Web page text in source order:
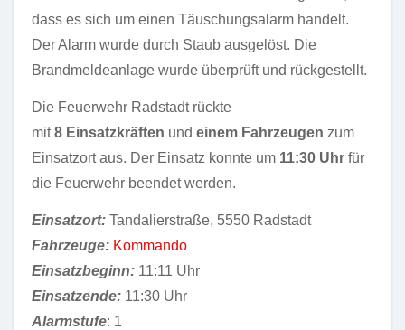
dass es sich um einen Täuschungsalarm handelt.
Der Alarm wurde durch Staub ausgelöst. Die
Brandmeldeanlage wurde überprüft und rückgestellt.
Die Feuerwehr Radstadt rückte
mit8 Einsatzkräften und einem Fahrzeugen zum
Einsatzort aus. Der Einsatz konnte um 11:30 Uhr für
die Feuerwehr beendet werden.
Einsatzort: Tandalierstraße, 5550 Radstadt
Fahrzeuge: Kommando
Einsatzbeginn: 11:11 Uhr
Einsatzende: 11:30 Uhr
Alarmstufe: 1